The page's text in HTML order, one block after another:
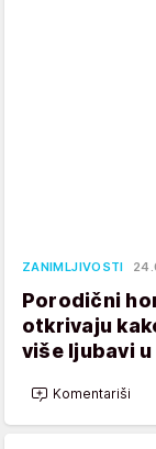
ZANIMLJIVOSTI
Porodični
otkrivaju
više ljubavi u
Komentariši